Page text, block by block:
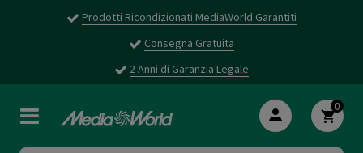
Prodotti Ricondizionati MediaWorld Garantiti
Consegna Gratuita
2 Anni di Garanzia Legale
0